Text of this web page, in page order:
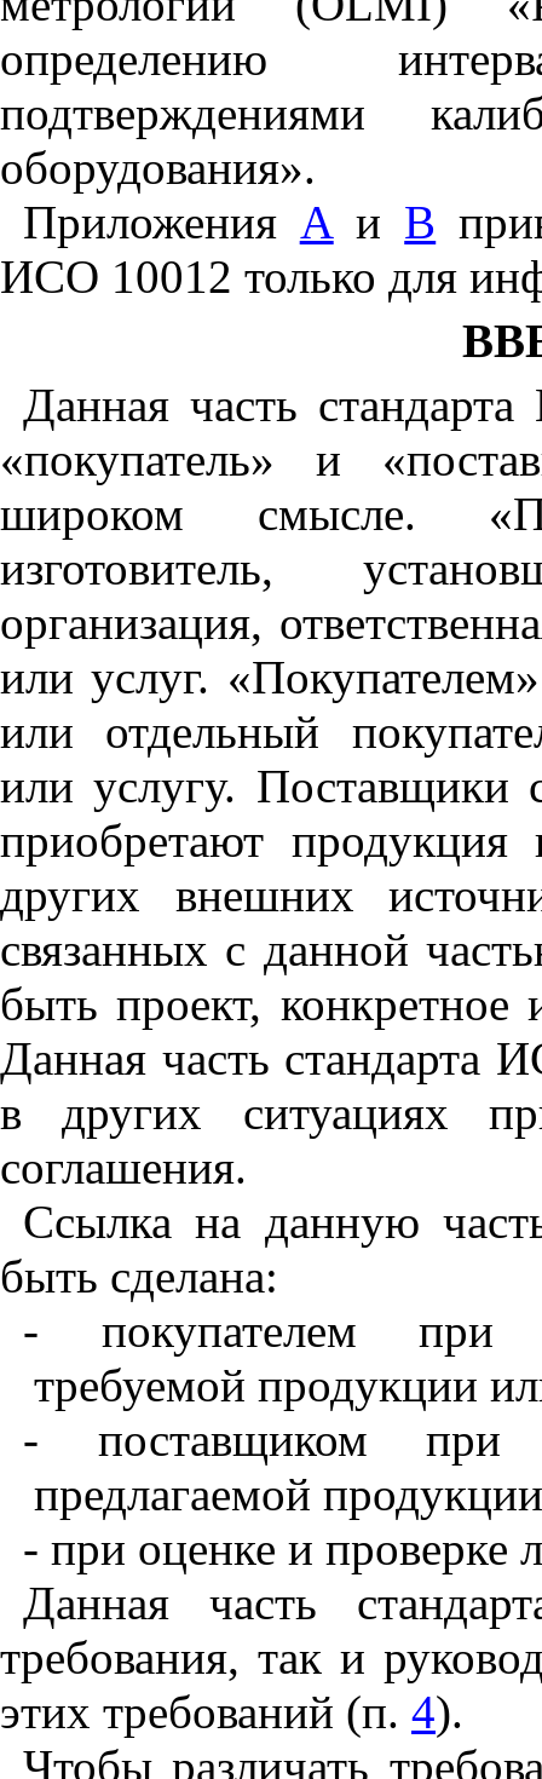
определению
подтверждениями
оборудования».
Приложения А и В
ИСО 10012 только для
Данная часть
«покупатель» и
широком смысле.
изготовитель,
организация,
или услуг.
или отдельный
или услугу. Поставщики
приобретают
других внешних
связанных с данной
быть проект, конкретное
Данная часть стандарта
в других ситуациях
соглашения.
Ссылка на данную
быть сделана:
-
покупателем при
требуемой продукции
-
поставщиком при
предлагаемой
- при оценке и проверке
Данная часть
требования, так и
этих требований (п. 4).
Чтобы различать